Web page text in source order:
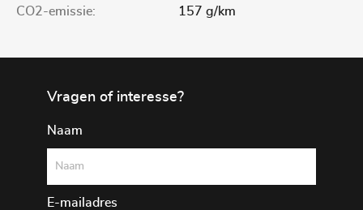
CO2-emissie: 157 g/km
Vragen of interesse?
Naam
E-mailadres